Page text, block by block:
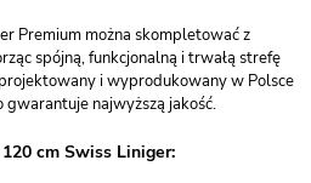
Premium można skompletować z
spójną, funkcjonalną i trwałą strefę
i wyprodukowany w Polsce
gwarantuje najwyższą jakość.
cm Swiss Liniger: